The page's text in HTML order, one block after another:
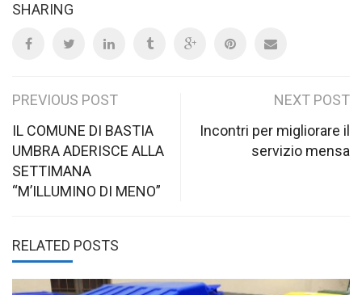
SHARING
Post
navigation
PREVIOUS POST
IL COMUNE DI BASTIA
UMBRA ADERISCE ALLA
SETTIMANA
“M’ILLUMINO DI MENO”
NEXT POST
Incontri per migliorare il
servizio mensa
RELATED POSTS